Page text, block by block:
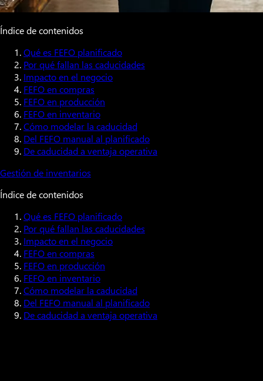
Índice de contenidos
Qué es FEFO planificado
Por qué fallan las caducidades
Impacto en el negocio
FEFO en compras
FEFO en producción
FEFO en inventario
Cómo modelar la caducidad
Del FEFO manual al planificado
De caducidad a ventaja operativa
Gestión de inventarios
Índice de contenidos
Qué es FEFO planificado
Por qué fallan las caducidades
Impacto en el negocio
FEFO en compras
FEFO en producción
FEFO en inventario
Cómo modelar la caducidad
Del FEFO manual al planificado
De caducidad a ventaja operativa